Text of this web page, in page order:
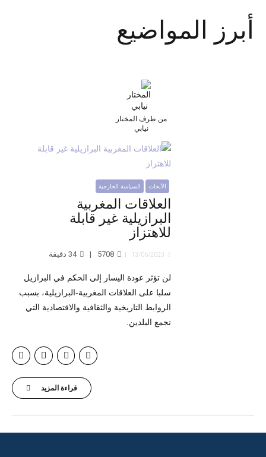
أبرز المواضيع
من طرف المختار
نيابي
الأبحاث السياسة الخارجية
العلاقات المغربية
البرازيلية غير قابلة
للاهتزاز
13/06/2023
5708
34دقيقة
لن تؤثر عودة اليسار إلى الحكم في البرازيل
سلبا على العلاقات المغربية-البرازيلية، بسبب
الروابط التاريخية والثقافية والاقتصادية التي
تجمع البلدين.
قراءة المزيد